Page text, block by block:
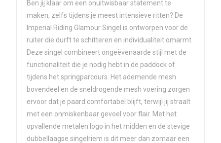
Ben jij klaar om een onuitwisbaar statement te
maken, zelfs tijdens je meest intensieve ritten? De
Imperial Riding Glamour Singel is ontworpen voor de
ruiter die durft te schitteren en individualiteit omarmt.
Deze singel combineert ongeëvenaarde stijl met de
functionaliteit die je nodig hebt in de paddock of
tijdens het springparcours. Het ademende mesh
bovendeel en de sneldrogende mesh voering zorgen
ervoor dat je paard comfortabel blijft, terwijl jij straalt
met een onmiskenbaar gevoel voor flair. Met het
opvallende metalen logo in het midden en de stevige
dubbellaagse singelriem is dit meer dan zomaar een